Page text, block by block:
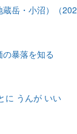
岳・小沼）（202
暴落を知る
に うんが いい